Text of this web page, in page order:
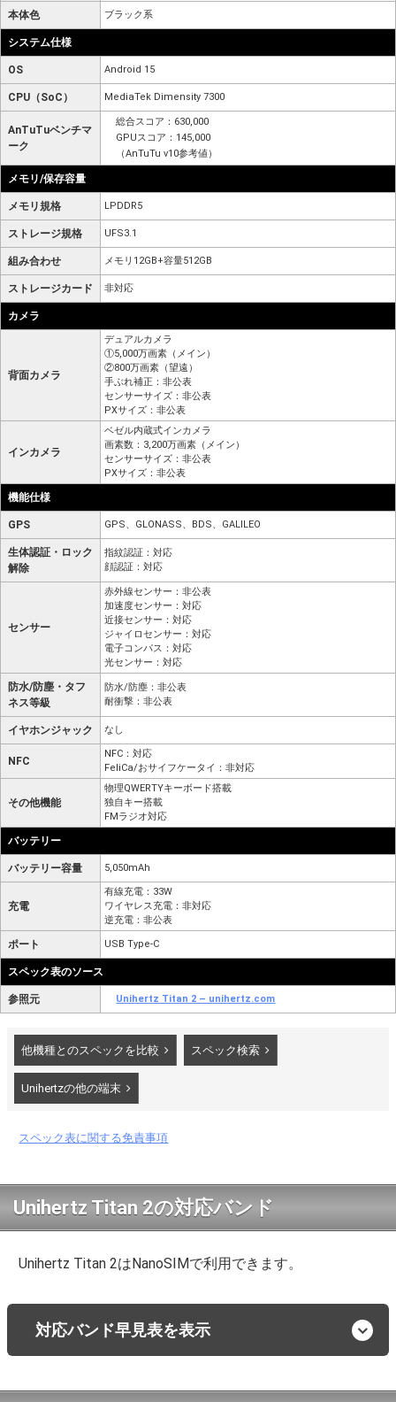
本体色 ブラック系
システム仕様
OS Android 15
CPU（SoC） MediaTek Dimensity 7300
AnTuTuベンチマ
ーク
総合スコア：630,000
GPUスコア：145,000
（AnTuTu v10参考値）
メモリ/保存容量
メモリ規格 LPDDR5
ストレージ規格 UFS3.1
組み合わせ メモリ12GB+容量512GB
ストレージカード 非対応
カメラ
背面カメラ
デュアルカメラ
①5,000万画素（メイン）
②800万画素（望遠）
手ぶれ補正：非公表
センサーサイズ：非公表
PXサイズ：非公表
インカメラ
ベゼル内蔵式インカメラ
画素数：3,200万画素（メイン）
センサーサイズ：非公表
PXサイズ：非公表
機能仕様
GPS GPS、GLONASS、BDS、GALILEO
生体認証・ロック
解除
指紋認証：対応
顔認証：対応
センサー
赤外線センサー：非公表
加速度センサー：対応
近接センサー：対応
ジャイロセンサー：対応
電子コンパス：対応
光センサー：対応
防水/防塵・タフ
ネス等級
防水/防塵：非公表
耐衝撃：非公表
イヤホンジャック なし
NFC
NFC：対応
FeliCa/おサイフケータイ：非対応
その他機能
物理QWERTYキーボード搭載
独自キー搭載
FMラジオ対応
バッテリー
バッテリー容量 5,050mAh
充電
有線充電：33W
ワイヤレス充電：非対応
逆充電：非公表
ポート USB Type-C
スペック表のソース
参照元 Unihertz Titan 2 – unihertz.com
他機種とのスペックを比較 スペック検索
Unihertzの他の端末
スペック表に関する免責事項
Unihertz Titan 2の対応バンド
Unihertz Titan 2はNanoSIMで利用できます。
対応バンド早見表を表示